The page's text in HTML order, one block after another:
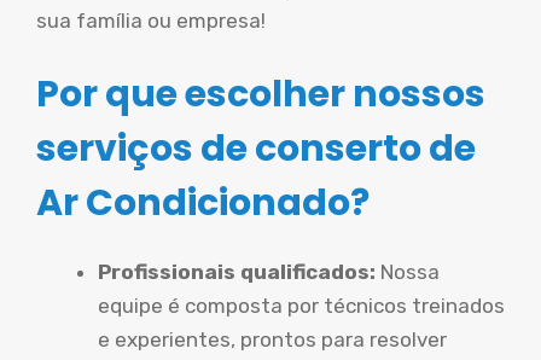
sua família ou empresa!
Por que escolher nossos
serviços de conserto de
Ar Condicionado?
Profissionais qualificados: Nossa
equipe é composta por técnicos treinados
e experientes, prontos para resolver